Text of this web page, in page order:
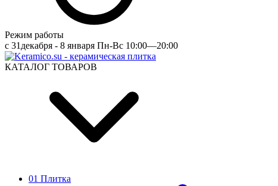
Режим работы
c 31декабря - 8 января Пн-Вс 10:00—20:00
КАТАЛОГ ТОВАРОВ
01 Плитка